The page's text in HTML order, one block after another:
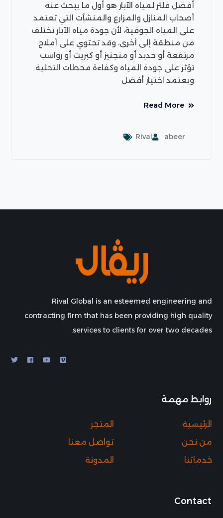
أفضل فلتر لمياه الآبار هو أول ما يبحث عنه
أصحاب المنازل والمزارع والمنشآت التي تعتمد
على المياه الجوفية، لأن جودة مياه الآبار تختلف
من منطقة إلى أخرى، وقد تحتوي على أملاح
مرتفعة أو حديد أو منجنيز أو كبريت أو رواسب
تؤثر على جودة المياه وكفاءة محطات التحلية.
ويعتمد اختيار أفضل
Read More
abeer
Rival
Rival Global is an esteemed engineering and
contracting firm that has been providing high quality
services to clients for over two decades.
روابط مهمة
المتجر
الرئيسية
تواصل معنا
من نحن
المدونة
خدماتنا
Contact